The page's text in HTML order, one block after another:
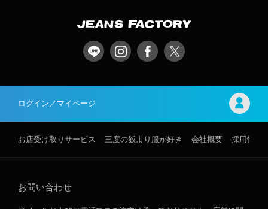
ログイン／マイページ
お店受け取りサービス 三度の飯より服が好き 会社概要 採用情報
お問い合わせ